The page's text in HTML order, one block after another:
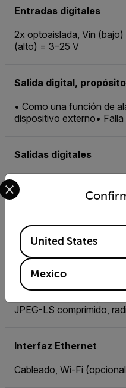
Entradas digitales
2x optoaislada, Vin (bajo)
(alto) = 3–25 V
Salida digital, propósito
• Como una función de
dispositivo externo• Falla
Salidas digitales
3x optoaislada, 0–48
relevador óptico de
dedicado como salida de
Codificado
Estándar: H.264,
Advanced: Transmisión
Transmisión
JPEG-LS comprimido,
Interfaz Ethernet
Cableado, Wi-Fi
Select your preferred
Available Locations
United States
Mexico